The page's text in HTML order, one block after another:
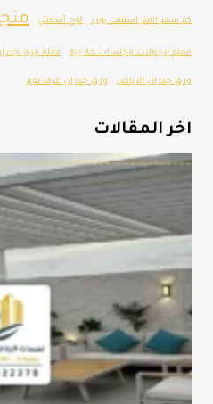
كم سعر المتر اسمنت بورد لوح أسمنتي
معلم برجولات وجلسات خارجية معلم ورق
ورق جدران الرياض ورق جدران غرف نوم
اخر المقالات